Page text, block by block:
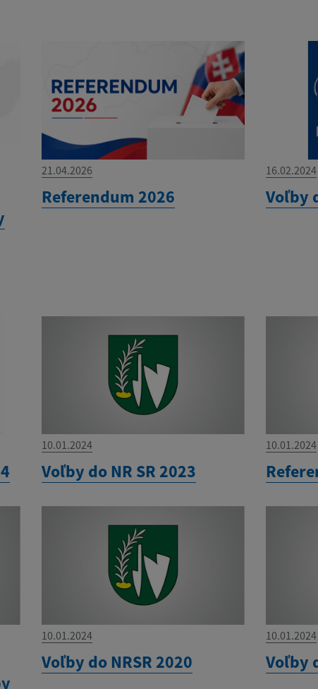
21.04.2026
Referendum 2026
16.02.2024
Voľby
10.01.2024
Voľby do NR SR 2023
10.01.2024
10.01.2024
Voľby do NRSR 2020
10.01.2024
Voľby